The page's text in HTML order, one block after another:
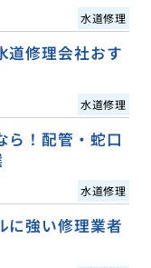
水道修理
道修理会社おす
水道修理
ら！配管・蛇口
水道修理
に強い修理業者